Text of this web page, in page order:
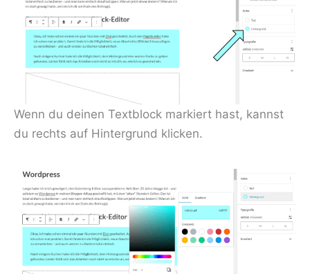
Wenn du deinen Textblock markiert hast, kannst
du rechts auf Hintergrund klicken.